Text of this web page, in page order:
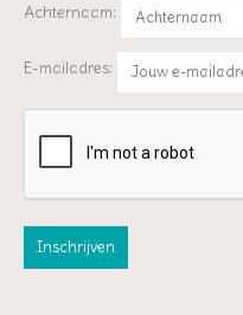
Achternaam:
E-mailadres: